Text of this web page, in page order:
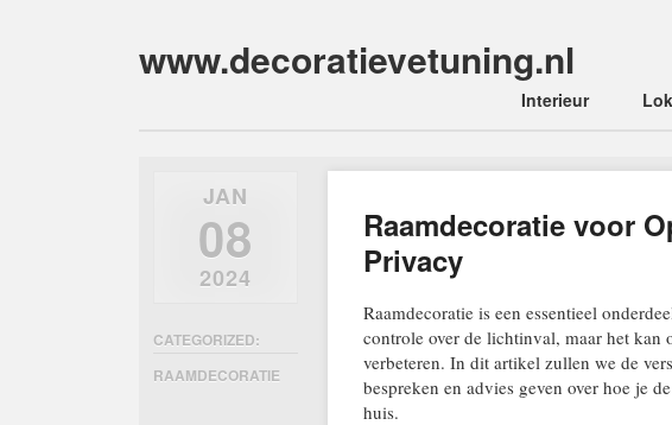
www.decoratievetuning.nl
Main menu
Interieur
Raamdecoratie voor
Privacy
Raamdecoratie is een essentieel
controle over de lichtinval, maar het kan
verbeteren. In dit artikel zullen we de
bespreken en advies geven over hoe je
huis.
JAN
08
2024
CATEGORIZED:
RAAMDECORATIE